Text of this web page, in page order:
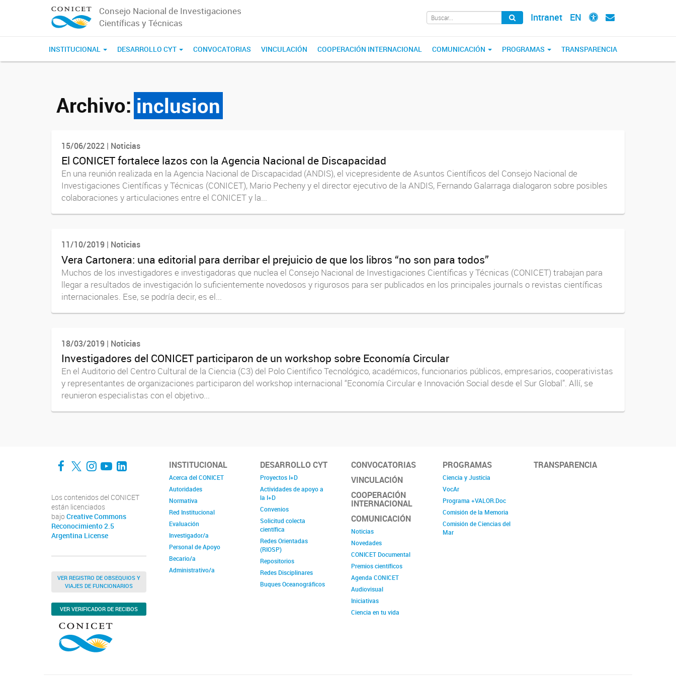
Consejo Nacional de Investigaciones
Científicas y Técnicas
Intranet EN
INSTITUCIONAL DESARROLLO CYT CONVOCATORIAS VINCULACIÓN COOPERACIÓN INTERNACIONAL COMUNICACIÓN PROGRAMAS TRANSPARENCIA
Archivo: inclusion
15/06/2022 | Noticias
El CONICET fortalece lazos con la Agencia Nacional de Discapacidad
En una reunión realizada en la Agencia Nacional de Discapacidad (ANDIS), el vicepresidente de Asuntos Científicos del Consejo Nacional de
Investigaciones Científicas y Técnicas (CONICET), Mario Pecheny y el director ejecutivo de la ANDIS, Fernando Galarraga dialogaron sobre posibles
colaboraciones y articulaciones entre el CONICET y la...
11/10/2019 | Noticias
Vera Cartonera: una editorial para derribar el prejuicio de que los libros “no son para todos”
Muchos de los investigadores e investigadoras que nuclea el Consejo Nacional de Investigaciones Científicas y Técnicas (CONICET) trabajan para
llegar a resultados de investigación lo suficientemente novedosos y rigurosos para ser publicados en los principales journals o revistas científicas
internacionales. Ese, se podría decir, es el...
18/03/2019 | Noticias
Investigadores del CONICET participaron de un workshop sobre Economía Circular
En el Auditorio del Centro Cultural de la Ciencia (C3) del Polo Científico Tecnológico, académicos, funcionarios públicos, empresarios, cooperativistas
y representantes de organizaciones participaron del workshop internacional “Economía Circular e Innovación Social desde el Sur Global”. Allí, se
reunieron especialistas con el objetivo...
Facebook
Twitter
Instagram
YouTube
LinkedIn
Los contenidos del CONICET
están licenciados
bajo Creative Commons
Reconocimiento 2.5
Argentina License
VER REGISTRO DE OBSEQUIOS Y
VIAJES DE FUNCIONARIOS
VER VERIFICADOR DE RECIBOS
INSTITUCIONAL
Acerca del CONICET
Autoridades
Normativa
Red Institucional
Evaluación
Investigador/a
Personal de Apoyo
Becario/a
Administrativo/a
DESARROLLO CYT
Proyectos I+D
Actividades de apoyo a
la I+D
Convenios
Solicitud colecta
científica
Redes Orientadas
(RIOSP)
Repositorios
Redes Disciplinares
Buques Oceanográficos
CONVOCATORIAS
VINCULACIÓN
COOPERACIÓN
INTERNACIONAL
COMUNICACIÓN
Noticias
Novedades
CONICET Documental
Premios científicos
Agenda CONICET
Audiovisual
Iniciativas
Ciencia en tu vida
PROGRAMAS
Ciencia y Justicia
VocAr
Programa +VALOR.Doc
Comisión de la Memoria
Comisión de Ciencias del
Mar
TRANSPARENCIA